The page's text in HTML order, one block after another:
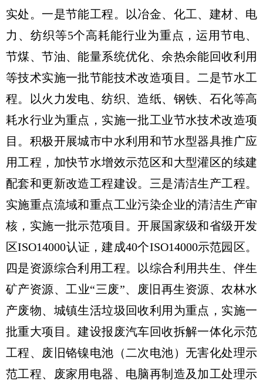
实处。一是节能工程。以冶金、化工、建材、电
力、纺织等5个高耗能行业为重点，运用节电、
节煤、节油、能量系统优化、余热余能回收利用
等技术实施一批节能技术改造项目。二是节水工
程。以火力发电、纺织、造纸、钢铁、石化等高
耗水行业为重点，实施一批工业节水技术改造项
目。积极开展城市中水利用和节水型器具推广应
用工程，加快节水增效示范区和大型灌区的续建
配套和更新改造工程建设。三是清洁生产工程。
实施重点流域和重点工业污染企业的清洁生产审
核，实施一批示范项目。开展国家级和省级开发
区ISO14000认证，建成40个ISO14000示范园区。
四是资源综合利用工程。以综合利用共生、伴生
矿产资源、工业“三废”、废旧再生资源、农林水
产废物、城镇生活垃圾回收利用为重点，实施一
批重大项目。建设报废汽车回收拆解一体化示范
工程、废旧铬镍电池（二次电池）无害化处理示
范工程、废家用电器、电脑再制造及加工处理示